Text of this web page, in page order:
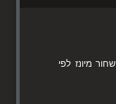
שחור מיונז לפי